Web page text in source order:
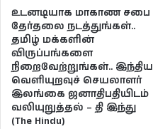
உடனடியாக மாகாண சபை
தேர்தலை நடத்துங்கள்..
தமிழ் மக்களின்
விருப்பங்களை
நிறைவேற்றுங்கள்.. இந்திய
வெளியுறவுச் செயலாளர்
இலங்கை ஜனாதிபதியிடம்
வலியுறுத்தல் – தி இந்து
(The Hindu)